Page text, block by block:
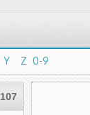
Y Z 0-9
Y Z 0-9
107